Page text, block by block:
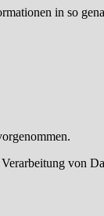
in so
von